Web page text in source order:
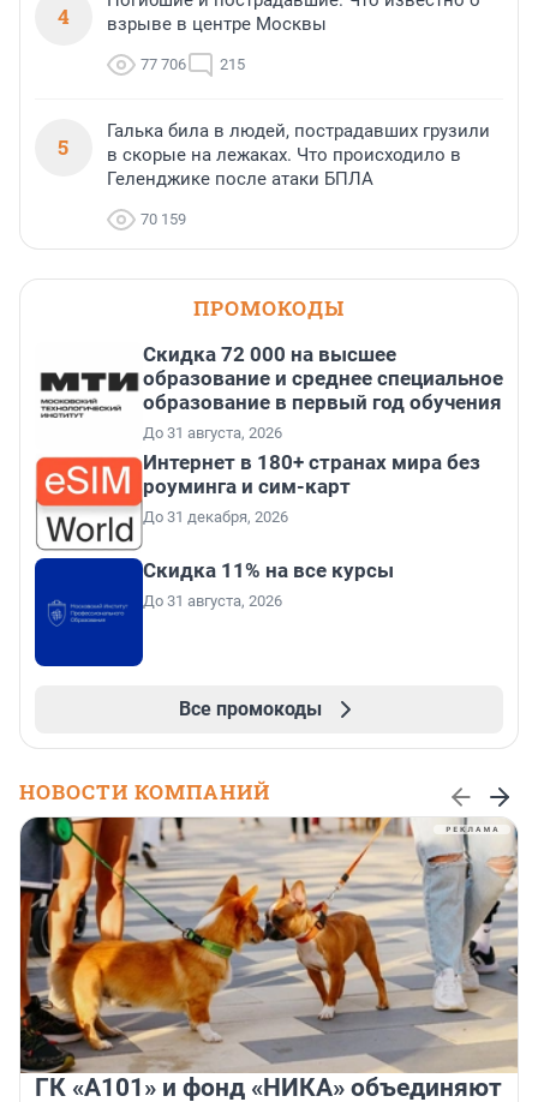
4
взрыве в центре Москвы
77 706 215
5
Галька била в людей, пострадавших грузили
в скорые на лежаках. Что происходило в
Геленджике после атаки БПЛА
70 159
ПРОМОКОДЫ
Скидка 72 000 на высшее
образование и среднее специальное
образование в первый год обучения
До 31 августа, 2026
Интернет в 180+ странах мира без
роуминга и сим-карт
До 31 декабря, 2026
Скидка 11% на все курсы
До 31 августа, 2026
Все промокоды
НОВОСТИ КОМПАНИЙ
ГК «А101» и фонд «НИКА» объединяют